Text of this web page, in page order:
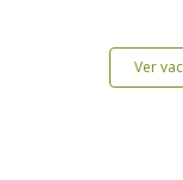
Ver